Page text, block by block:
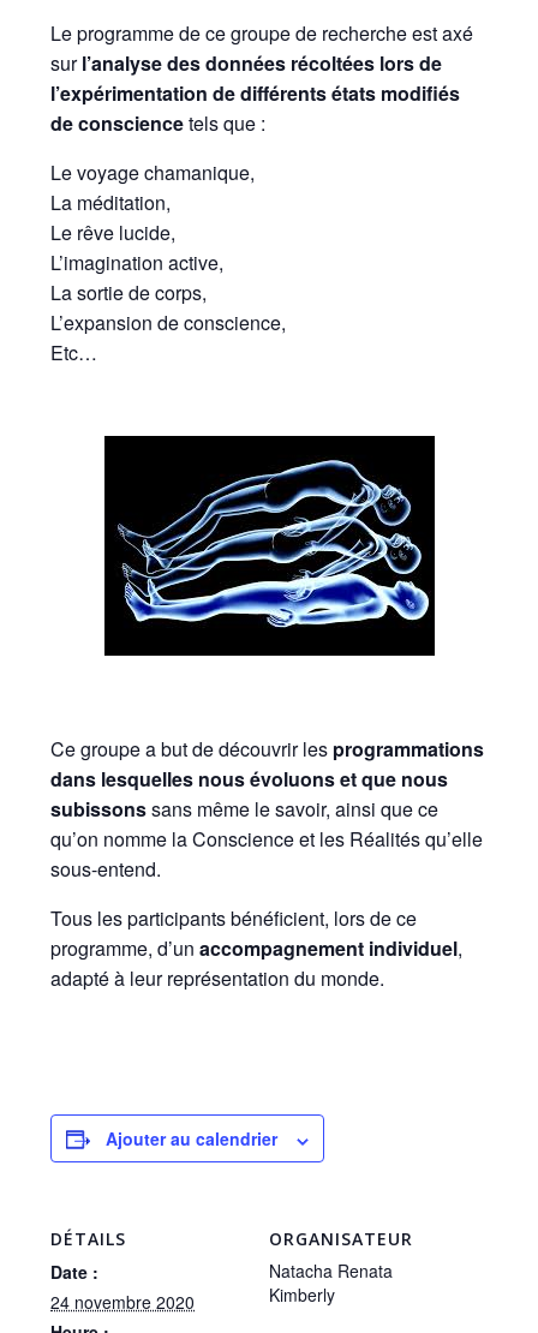
Le programme de ce groupe de recherche est axé
surl’analyse des données récoltées lors de
l’expérimentation de différents états modifiés
de consciencetels que :
Le voyage chamanique,
La méditation,
Le rêve lucide,
L’imagination active,
La sortie de corps,
L’expansion de conscience,
Etc…
Ce groupe a but de découvrir les programmations
dans lesquelles nous évoluons et que nous
subissonssans même le savoir, ainsi que ce
qu’on nomme la Conscience et les Réalités qu’elle
sous-entend.
Tous les participants bénéficient, lors de ce
programme, d’unaccompagnement individuel,
adapté à leur représentation du monde.
Ajouter au calendrier
DÉTAILS
Date :
24 novembre 2020
ORGANISATEUR
Natacha Renata
Kimberly